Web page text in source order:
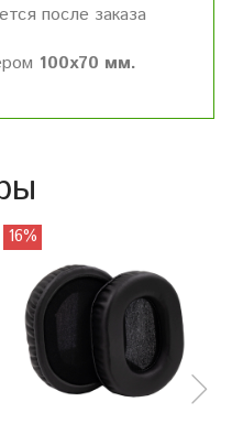
после заказа
100x70 мм.
16%